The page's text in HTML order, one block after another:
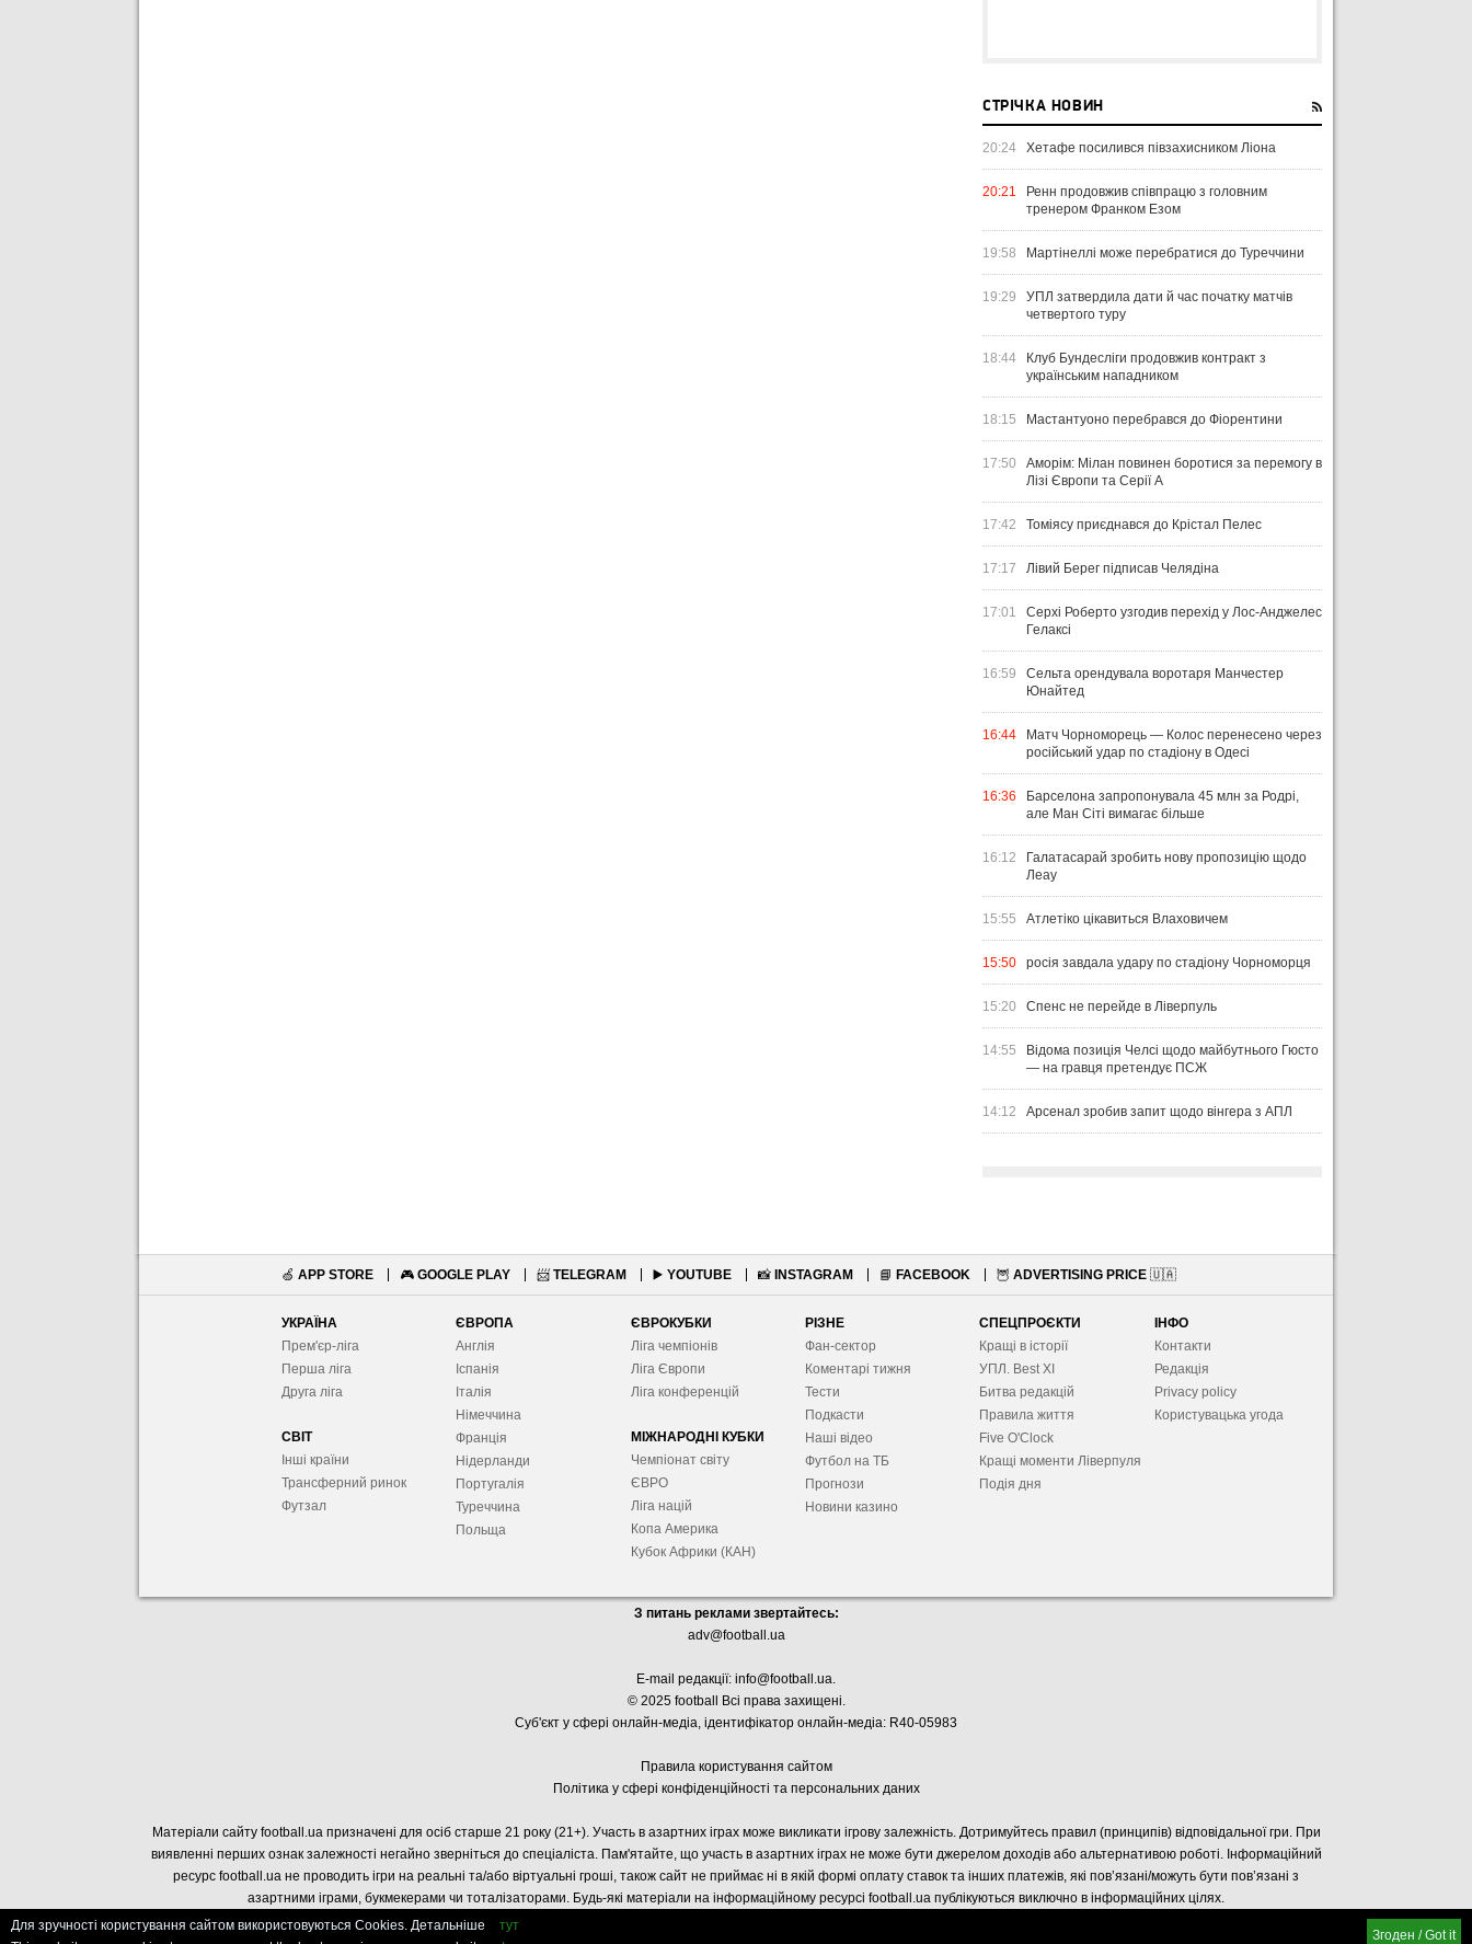
СТРІЧКА НОВИН
20:24 Хетафе посилився півзахисником Ліона
20:21
Ренн продовжив співпрацю з головним
тренером Франком Езом
19:58 Мартінеллі може перебратися до Туреччини
19:29
УПЛ затвердила дати й час початку матчів
четвертого туру
18:44
Клуб Бундесліги продовжив контракт з
українським нападником
18:15 Мастантуоно перебрався до Фіорентини
17:50
Аморім: Мілан повинен боротися за перемогу в
Лізі Європи та Серії А
17:42 Томіясу приєднався до Крістал Пелес
17:17 Лівий Берег підписав Челядіна
17:01
Серхі Роберто узгодив перехід у Лос-Анджелес
Гелаксі
16:59
Сельта орендувала воротаря Манчестер
Юнайтед
16:44
Матч Чорноморець — Колос перенесено через
російський удар по стадіону в Одесі
16:36
Барселона запропонувала 45 млн за Родрі,
але Ман Сіті вимагає більше
16:12
Галатасарай зробить нову пропозицію щодо
Леау
15:55 Атлетіко цікавиться Влаховичем
15:50 росія завдала удару по стадіону Чорноморця
15:20 Спенс не перейде в Ліверпуль
14:55
Відома позиція Челсі щодо майбутнього Гюсто
— на гравця претендує ПСЖ
14:12 Арсенал зробив запит щодо вінгера з АПЛ
🍏 APP STORE 🎮 GOOGLE PLAY 📨 TELEGRAM ▶️ YOUTUBE 📸 INSTAGRAM 📘 FACEBOOK 🦉 ADVERTISING PRICE 🇺🇦
УКРАЇНА
Прем'єр-ліга
Перша ліга
Друга ліга
СВІТ
Інші країни
Трансферний ринок
Футзал
ЄВРОПА
Англія
Іспанія
Італія
Німеччина
Франція
Нідерланди
Португалія
Туреччина
Польща
ЄВРОКУБКИ
Ліга чемпіонів
Ліга Європи
Ліга конференцій
МІЖНАРОДНІ КУБКИ
Чемпіонат світу
ЄВРО
Ліга націй
Копа Америка
Кубок Африки (КАН)
РІЗНЕ
Фан-сектор
Коментарі тижня
Тести
Подкасти
Наші відео
Футбол на ТБ
Прогнози
Новини казино
СПЕЦПРОЄКТИ
Кращі в історії
УПЛ. Best XІ
Битва редакцій
Правила життя
Five O'Clock
Кращі моменти Ліверпуля
Подія дня
ІНФО
Контакти
Редакція
Privacy policy
Користувацька угода
З питань реклами звертайтесь:
adv@football.ua
E-mail редакції: info@football.ua.
© 2025 football Всі права захищені.
Суб'єкт у сфері онлайн-медіа, ідентифікатор онлайн-медіа: R40-05983
Правила користування сайтом
Політика у сфері конфіденційності та персональних даних
Матеріали сайту football.ua призначені для осіб старше 21 року (21+). Участь в азартних іграх може викликати ігрову залежність. Дотримуйтесь правил (принципів) відповідальної гри. При
виявленні перших ознак залежності негайно зверніться до спеціаліста. Пам'ятайте, що участь в азартних іграх не може бути джерелом доходів або альтернативою роботі. Інформаційний
ресурс football.ua не проводить ігри на реальні та/або віртуальні гроші, також сайт не приймає ні в якій формі оплату ставок та інших платежів, які пов’язані/можуть бути пов’язані з
азартними іграми, букмекерами чи тоталізаторами. Будь-які матеріали на інформаційному ресурсі football.ua публікуються виключно в інформаційних цілях.
Для зручності користування сайтом використовуються Cookies. Детальніше
тут
Згоден / Got it